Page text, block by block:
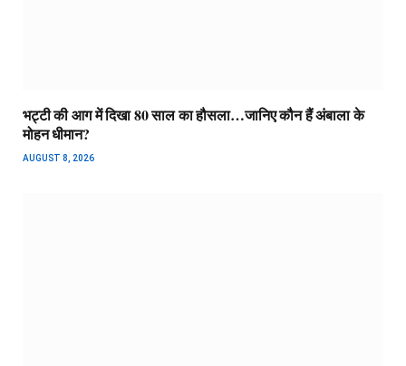
भट्टी की आग में दिखा 80 साल का हौसला…जानिए कौन हैं अंबाला के
मोहन धीमान?
AUGUST 8, 2026